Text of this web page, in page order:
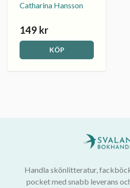
Catharina Hansson
149 kr
KÖP
Handla skönlitteratur,
pocket med snabb leverans